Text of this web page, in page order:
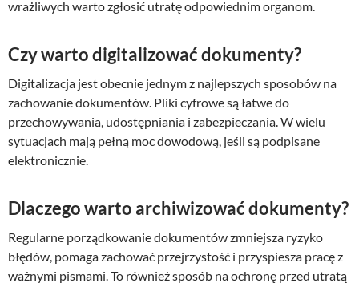
wrażliwych warto zgłosić utratę odpowiednim organom.
Czy warto digitalizować dokumenty?
Digitalizacja jest obecnie jednym z najlepszych sposobów na
zachowanie dokumentów. Pliki cyfrowe są łatwe do
przechowywania, udostępniania i zabezpieczania. W wielu
sytuacjach mają pełną moc dowodową, jeśli są podpisane
elektronicznie.
Dlaczego warto archiwizować dokumenty?
Regularne porządkowanie dokumentów zmniejsza ryzyko
błędów, pomaga zachować przejrzystość i przyspiesza pracę z
ważnymi pismami. To również sposób na ochronę przed utratą